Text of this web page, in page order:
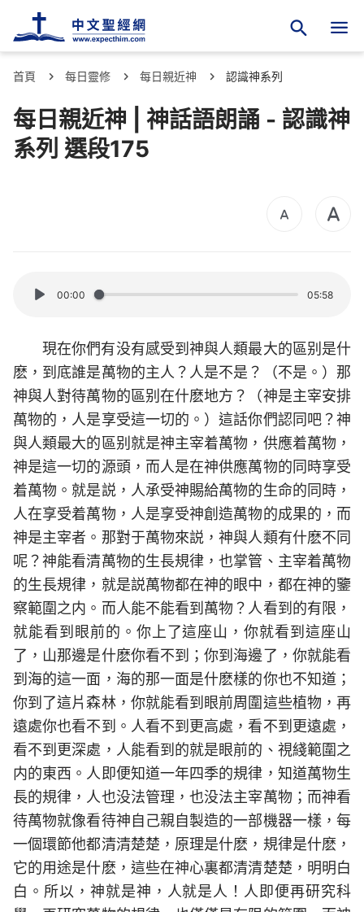
首頁 每日靈修 每日親近神 認識神系列
每日親近神 | 神話語朗誦 - 認識神
系列 選段175
00:00 05:58
現在你們有没有感受到神與人類最大的區别是什
麽，到底誰是萬物的主人？人是不是？（不是。）那
神與人對待萬物的區别在什麽地方？（神是主宰安排
萬物的，人是享受這一切的。）這話你們認同吧？神
與人類最大的區别就是神主宰着萬物，供應着萬物，
神是這一切的源頭，而人是在神供應萬物的同時享受
着萬物。就是説，人承受神賜給萬物的生命的同時，
人在享受着萬物，人是享受神創造萬物的成果的，而
神是主宰者。那對于萬物來説，神與人類有什麽不同
呢？神能看清萬物的生長規律，也掌管、主宰着萬物
的生長規律，就是説萬物都在神的眼中，都在神的鑒
察範圍之内。而人能不能看到萬物？人看到的有限，
就能看到眼前的。你上了這座山，你就看到這座山
了，山那邊是什麽你看不到；你到海邊了，你就能看
到海的這一面，海的那一面是什麽樣的你也不知道；
你到了這片森林，你就能看到眼前周圍這些植物，再
遠處你也看不到。人看不到更高處，看不到更遠處，
看不到更深處，人能看到的就是眼前的、視綫範圍之
内的東西。人即便知道一年四季的規律，知道萬物生
長的規律，人也没法管理，也没法主宰萬物；而神看
待萬物就像看待神自己親自製造的一部機器一樣，每
一個環節他都清清楚楚，原理是什麽，規律是什麽，
它的用途是什麽，這些在神心裏都清清楚楚，明明白
白。所以，神就是神，人就是人！人即便再研究科